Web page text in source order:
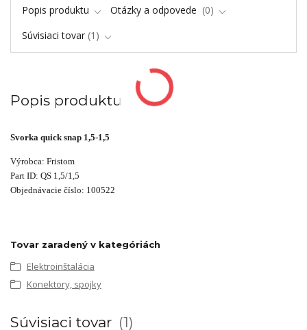
Popis produktu Otázky a odpovede
0
Súvisiaci tovar 1
Popis produktu
Svorka quick snap 1,5-1,5
Výrobca: Fristom
Part ID: QS 1,5/1,5
Objednávacie číslo: 100522
Tovar zaradený v kategóriách
Elektroinštalácia
Konektory, spojky
Súvisiaci tovar 1